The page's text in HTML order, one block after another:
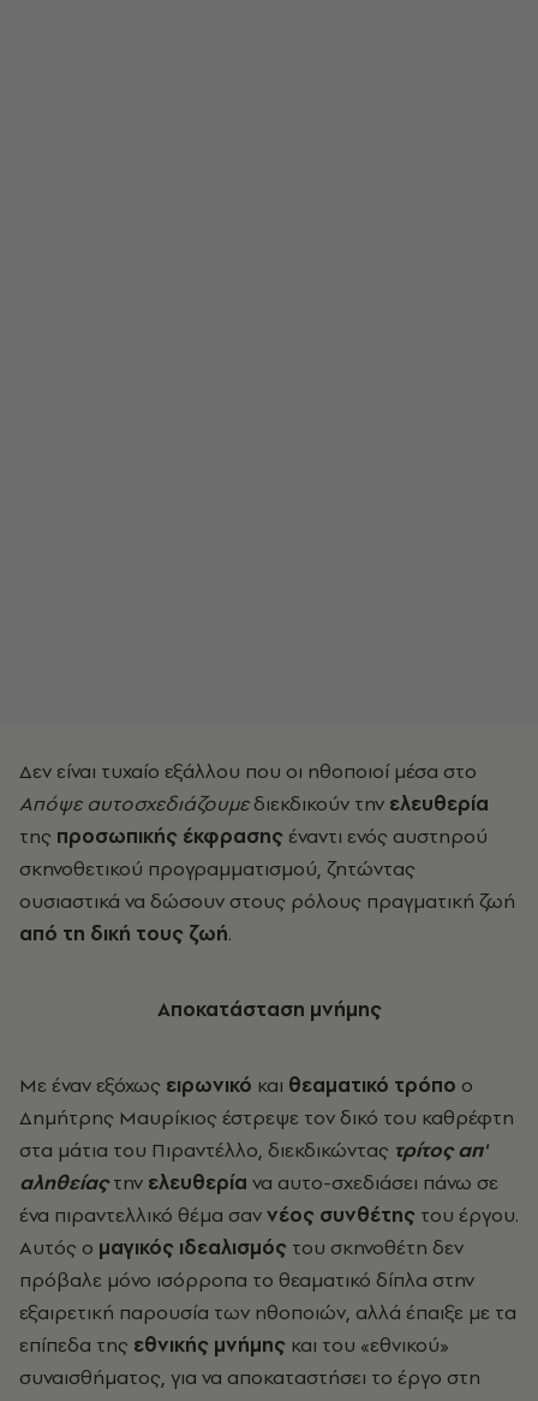
Δεν είναι τυχαίο εξάλλου που οι ηθοποιοί μέσα στο
Απόψε αυτοσχεδιάζουμεδιεκδικούν την ελευθερία
της προσωπικής έκφρασης έναντι ενός αυστηρού
σκηνοθετικού προγραμματισμού, ζητώντας
ουσιαστικά να δώσουν στους ρόλους πραγματική ζωή
από τη δική τους ζωή.
Αποκατάσταση μνήμης
Με έναν εξόχως ειρωνικό και θεαματικό τρόπο ο
Δημήτρης Μαυρίκιος έστρεψε τον δικό του καθρέφτη
στα μάτια του Πιραντέλλο, διεκδικώντας τρίτος απ'
αληθείαςτην ελευθερία να αυτο-σχεδιάσει πάνω σε
ένα πιραντελλικό θέμα σαννέος συνθέτης του έργου.
Αυτός ο μαγικός ιδεαλισμός του σκηνοθέτη δεν
πρόβαλε μόνο ισόρροπα το θεαματικό δίπλα στην
εξαιρετική παρουσία των ηθοποιών, αλλά έπαιξε με τα
επίπεδα της εθνικής μνήμης και του «εθνικού»
συναισθήματος, για να αποκαταστήσει το έργο στη